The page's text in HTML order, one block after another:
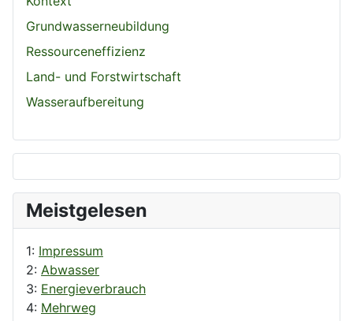
Grundwasserneubildung
Ressourceneffizienz
Land- und Forstwirtschaft
Wasseraufbereitung
Meistgelesen
1: Impressum
2: Abwasser
3: Energieverbrauch
4: Mehrweg